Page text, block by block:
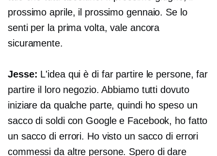
prossimo aprile, il prossimo gennaio. Se lo
senti per la prima volta, vale ancora
sicuramente.
Jesse: L'idea qui è di far partire le persone, far
partire il loro negozio. Abbiamo tutti dovuto
iniziare da qualche parte, quindi ho speso un
sacco di soldi con Google e Facebook, ho fatto
un sacco di errori. Ho visto un sacco di errori
commessi da altre persone. Spero di dare